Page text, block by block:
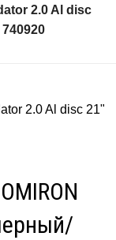
2.0 Al disc